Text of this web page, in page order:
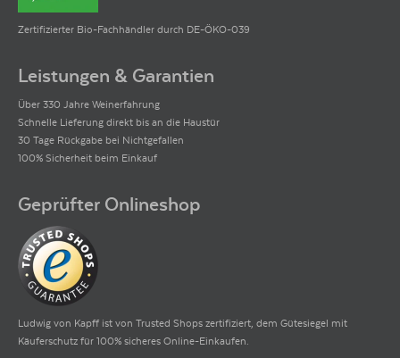
Zertifizierter Bio-Fachhändler durch DE-ÖKO-039
Leistungen & Garantien
Über 330 Jahre Weinerfahrung
Schnelle Lieferung direkt bis an die Haustür
30 Tage Rückgabe bei Nichtgefallen
100% Sicherheit beim Einkauf
Geprüfter Onlineshop
Ludwig von Kapff ist von Trusted Shops zertifiziert, dem Gütesiegel mit
Käuferschutz für 100% sicheres Online-Einkaufen.